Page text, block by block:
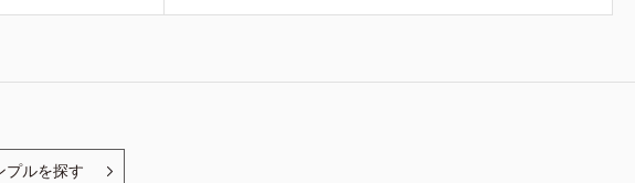
プルを探す